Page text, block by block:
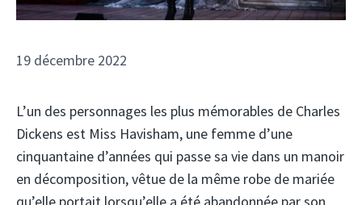
19 décembre 2022
L’un des personnages les plus mémorables de Charles
Dickens est Miss Havisham, une femme d’une
cinquantaine d’années qui passe sa vie dans un manoir
en décomposition, vêtue de la même robe de mariée